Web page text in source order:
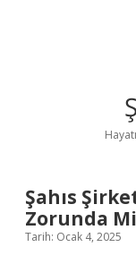
Şahıs
Zorunda Mi
Tarih: Ocak 4, 2025